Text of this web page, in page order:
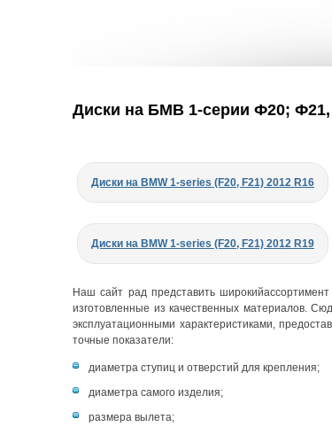
Диски на БМВ 1-серии Ф20;
Диски на BMW 1-series (F20, F21) 2012 R16
Диски на BMW 1-series (F20, F21) 2012 R19
Наш сайт рад представить
изготовленные из качественных материалов.
эксплуатационными характеристиками,
точные показатели:
диаметра ступиц и отверстий для крепления;
диаметра самого изделия;
размера вылета;